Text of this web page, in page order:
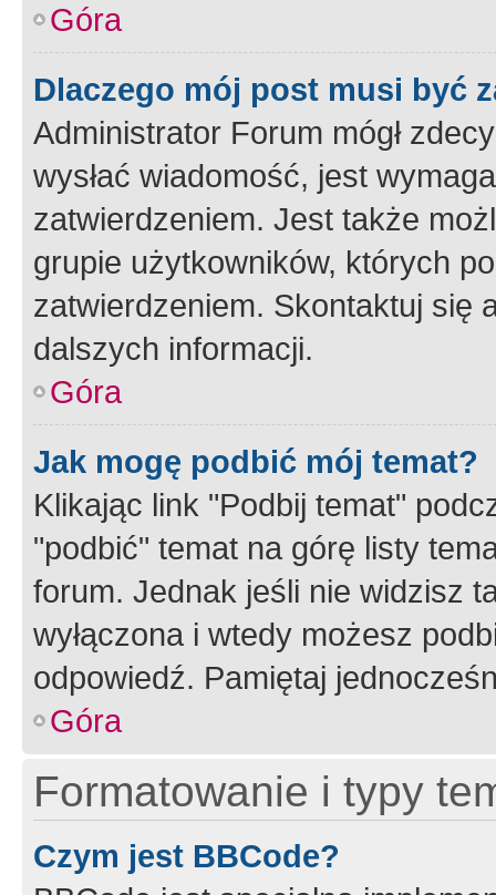
Góra
Dlaczego mój post musi być
Administrator Forum mógł
wysłać wiadomość, jest
zatwierdzeniem. Jest także
grupie użytkowników, których
zatwierdzeniem. Skontaktuj się
dalszych informacji.
Góra
Jak mogę podbić mój temat?
Klikając link "Podbij temat"
"podbić" temat na górę listy
forum. Jednak jeśli nie widzisz
wyłączona i wtedy możesz
odpowiedź. Pamiętaj
Góra
Formatowanie i typy
Czym jest BBCode?